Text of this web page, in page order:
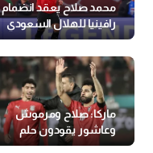
محمد صلاح يعقد انضمام
رافينيا للهلال السعودي
ماركا: صلاح ومرموش
وعاشور يقودون حلم
التأهل التاريخي